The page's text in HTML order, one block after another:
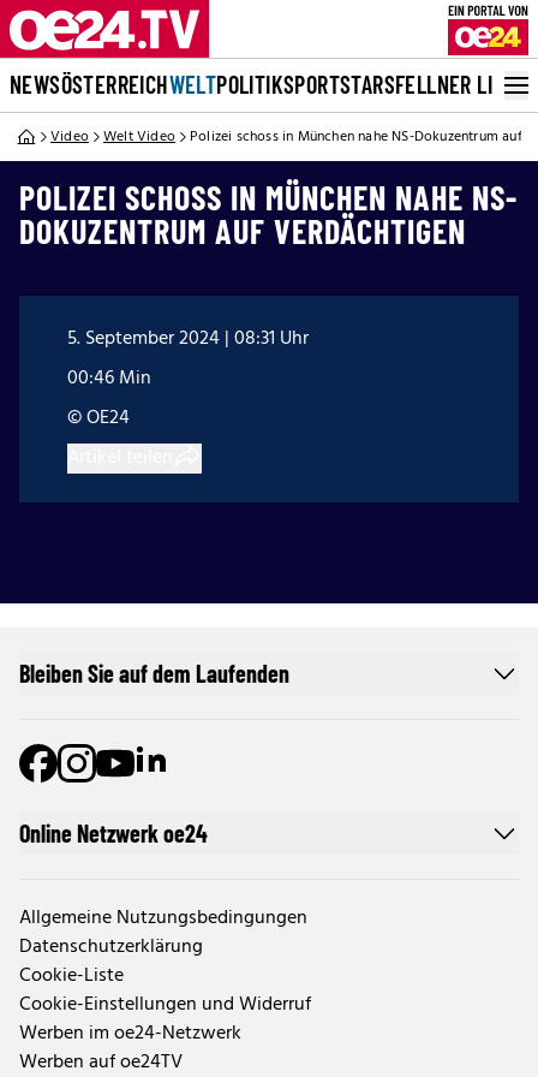
NEWSÖSTERREICHWELTPOLITIKSPORTSTARSFELLNER LIVE
Video Welt Video Polizei schoss in München nahe NS-Dokuzentrum auf
POLIZEI SCHOSS IN MÜNCHEN NAHE NS-
DOKUZENTRUM AUF VERDÄCHTIGEN
5. September 2024 | 08:31 Uhr
00:46 Min
© OE24
Online Netzwerk oe24
Allgemeine Nutzungsbedingungen
Datenschutzerklärung
Cookie-Liste
Cookie-Einstellungen und Widerruf
Werben im oe24-Netzwerk
Werben auf oe24TV
Bleiben Sie auf dem Laufenden